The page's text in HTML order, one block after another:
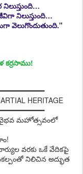
నిలుస్తుంది…
నిలుస్తుంది…
వెలుగొందుతుంది."
HERITAGE
మహోత్సవంలో
వరకు ఒకే వేదికపై
నిలిచిన అద్భుత